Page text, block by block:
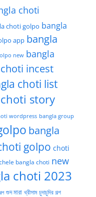
choti
choti golpo bangla
app bangla
new bangla
incest
choti list
story
wordpress bangla group
bangla
golpo choti
bangla choti new
choti 2023
গুদ মারা থ্রীসাম চুদাচুদির গল্প